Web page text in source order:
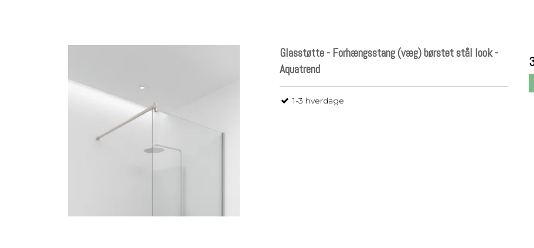
Glasstøtte - Forhængsstang (væg) børstet stål look -
Aquatrend
1-3 hverdage